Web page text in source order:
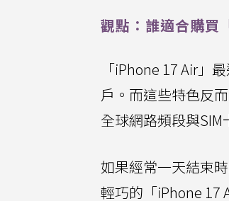
觀點：誰適合購
「iPhone 17 Air」
戶。而這些特色反
全球網路頻段與SIM
如果經常一天結束
輕巧的「iPhone 17